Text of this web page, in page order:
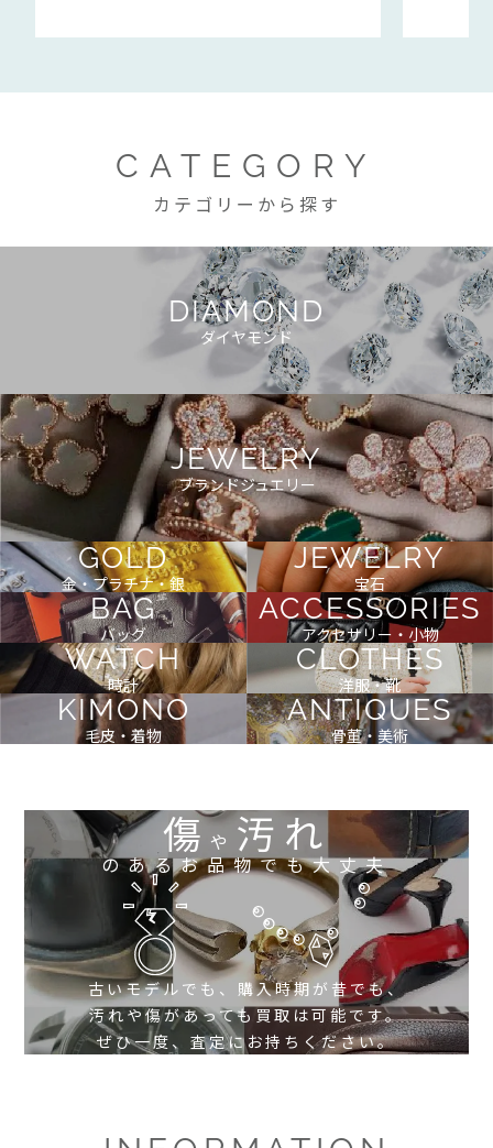
CATEGORY
カテゴリーから探す
DIAMOND
ダイヤモンド
JEWELRY
ブランドジュエリー
GOLD
金・プラチナ・銀
JEWELRY
宝石
BAG
バッグ
ACCESSORIES
アクセサリー・小物
WATCH
時計
CLOTHES
洋服・靴
KIMONO
毛皮・着物
ANTIQUES
骨董・美術
傷や 汚れ
のあるお品物でも大丈夫
古いモデルでも、購入時期が昔でも、
汚れや傷があっても買取は可能です。
ぜひ一度、査定にお持ちください。